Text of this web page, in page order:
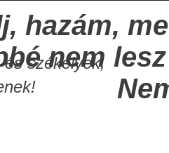
székelyek,
hazám,
nem